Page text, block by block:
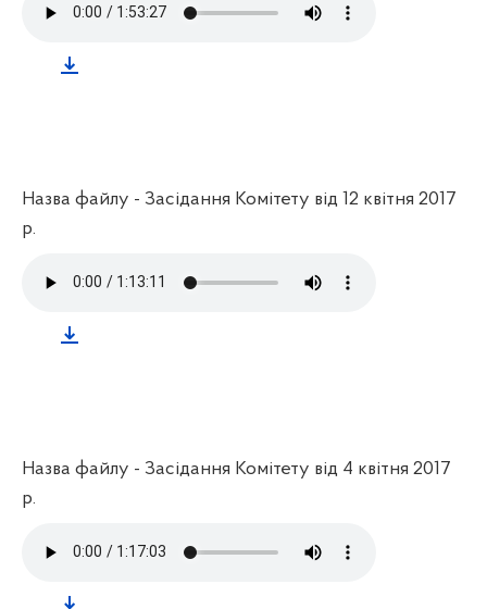
Назва файлу - Засідання Комітету від 12 квітня 2017
р.
Назва файлу - Засідання Комітету від 4 квітня 2017
р.